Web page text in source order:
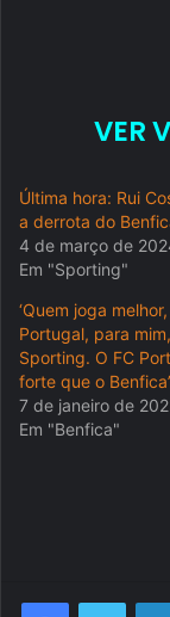
VER
Última hora: Rui
a derrota do
4 de março de
Em "Sporting"
‘Quem joga
Portugal, para
Sporting. O FC
forte que o Benfica’
7 de janeiro de
Em "Benfica"
Facebook